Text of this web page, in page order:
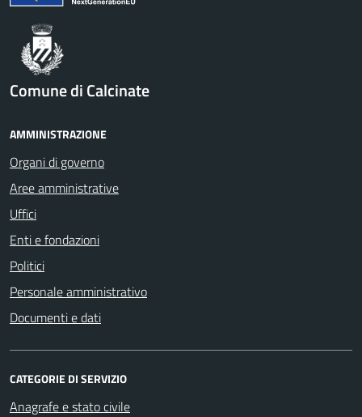
Comune di Calcinate
AMMINISTRAZIONE
Organi di governo
Aree amministrative
Uffici
Enti e fondazioni
Politici
Personale amministrativo
Documenti e dati
CATEGORIE DI SERVIZIO
Anagrafe e stato civile